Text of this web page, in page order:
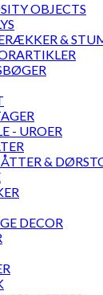
OBJECTS
&
- UROER
&
DECOR